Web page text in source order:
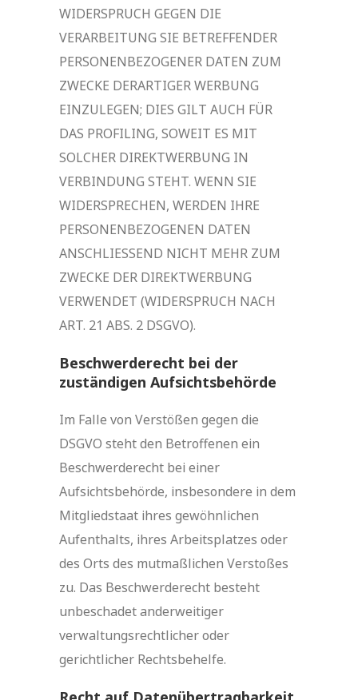
WIDERSPRUCH GEGEN DIE
VERARBEITUNG SIE BETREFFENDER
PERSONENBEZOGENER DATEN ZUM
ZWECKE DERARTIGER WERBUNG
EINZULEGEN; DIES GILT AUCH FÜR
DAS PROFILING, SOWEIT ES MIT
SOLCHER DIREKTWERBUNG IN
VERBINDUNG STEHT. WENN SIE
WIDERSPRECHEN, WERDEN IHRE
PERSONENBEZOGENEN DATEN
ANSCHLIESSEND NICHT MEHR ZUM
ZWECKE DER DIREKTWERBUNG
VERWENDET (WIDERSPRUCH NACH
ART. 21 ABS. 2 DSGVO).
Beschwerde­recht bei der
zuständigen Aufsichts­behörde
Im Falle von Verstößen gegen die
DSGVO steht den Betroffenen ein
Beschwerderecht bei einer
Aufsichtsbehörde, insbesondere in dem
Mitgliedstaat ihres gewöhnlichen
Aufenthalts, ihres Arbeitsplatzes oder
des Orts des mutmaßlichen Verstoßes
zu. Das Beschwerderecht besteht
unbeschadet anderweitiger
verwaltungsrechtlicher oder
gerichtlicher Rechtsbehelfe.